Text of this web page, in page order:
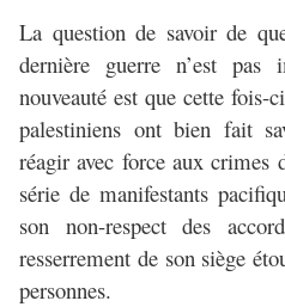
La question de savoir de
dernière guerre n’est pas
nouveauté est que cette fois-
palestiniens ont bien fait
réagir avec force aux crimes
série de manifestants
son non-respect des
resserrement de son siège
personnes.